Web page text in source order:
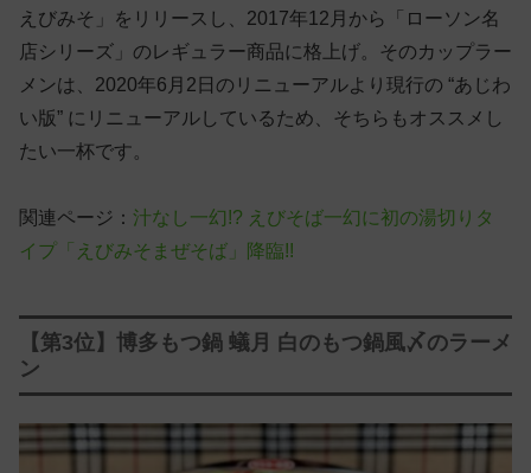
えびみそ」をリリースし、2017年12月から「ローソン名
店シリーズ」のレギュラー商品に格上げ。そのカップラー
メンは、2020年6月2日のリニューアルより現行の “あじわ
い版” にリニューアルしているため、そちらもオススメし
たい一杯です。
関連ページ： 汁なし一幻!? えびそば一幻に初の湯切りタ
イプ「えびみそまぜそば」降臨!!
【第3位】博多もつ鍋 蟻月 白のもつ鍋風〆のラーメ
ン